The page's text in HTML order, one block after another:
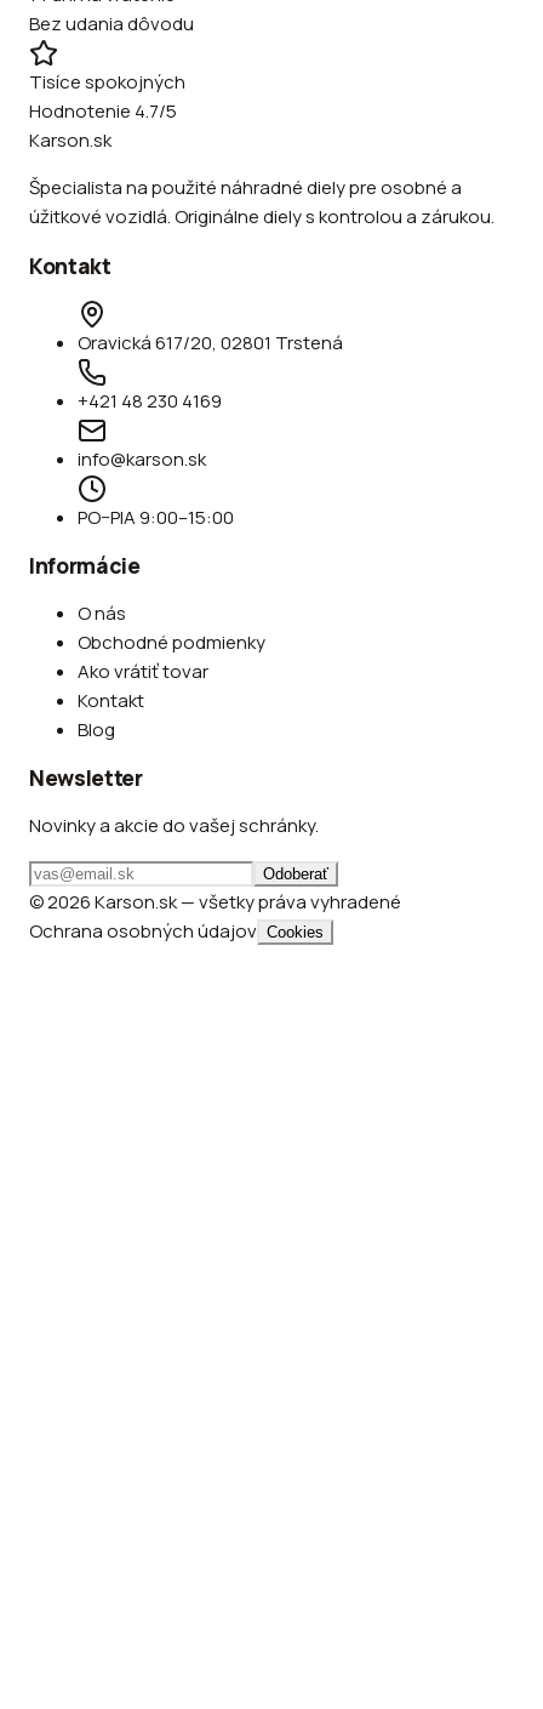
Bez udania dôvodu
Tisíce spokojných
Hodnotenie 4.7/5
Karson.sk
Špecialista na použité náhradné diely pre osobné a
úžitkové vozidlá. Originálne diely s kontrolou a zárukou.
Kontakt
Oravická 617/20, 02801 Trstená
+421 48 230 4169
info@karson.sk
PO–PIA 9:00–15:00
Informácie
O nás
Obchodné podmienky
Ako vrátiť tovar
Kontakt
Blog
Newsletter
Novinky a akcie do vašej schránky.
Odoberať
© 2026 Karson.sk — všetky práva vyhradené
Ochrana osobných údajov Cookies